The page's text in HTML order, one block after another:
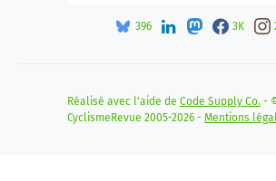
396 3K
Réalisé avec l'aide de Code Supply Co. -
CyclismeRevue 2005-2026 - Mentions